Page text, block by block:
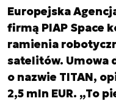
Europejska
firmą PIAP Space
ramienia
satelitów. Umowa
o nazwie TITAN,
2,5 mln EUR. „To